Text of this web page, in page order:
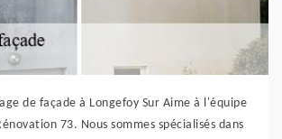
de façade à Longefoy Sur Aime à l'équipe
73. Nous sommes spécialisés dans